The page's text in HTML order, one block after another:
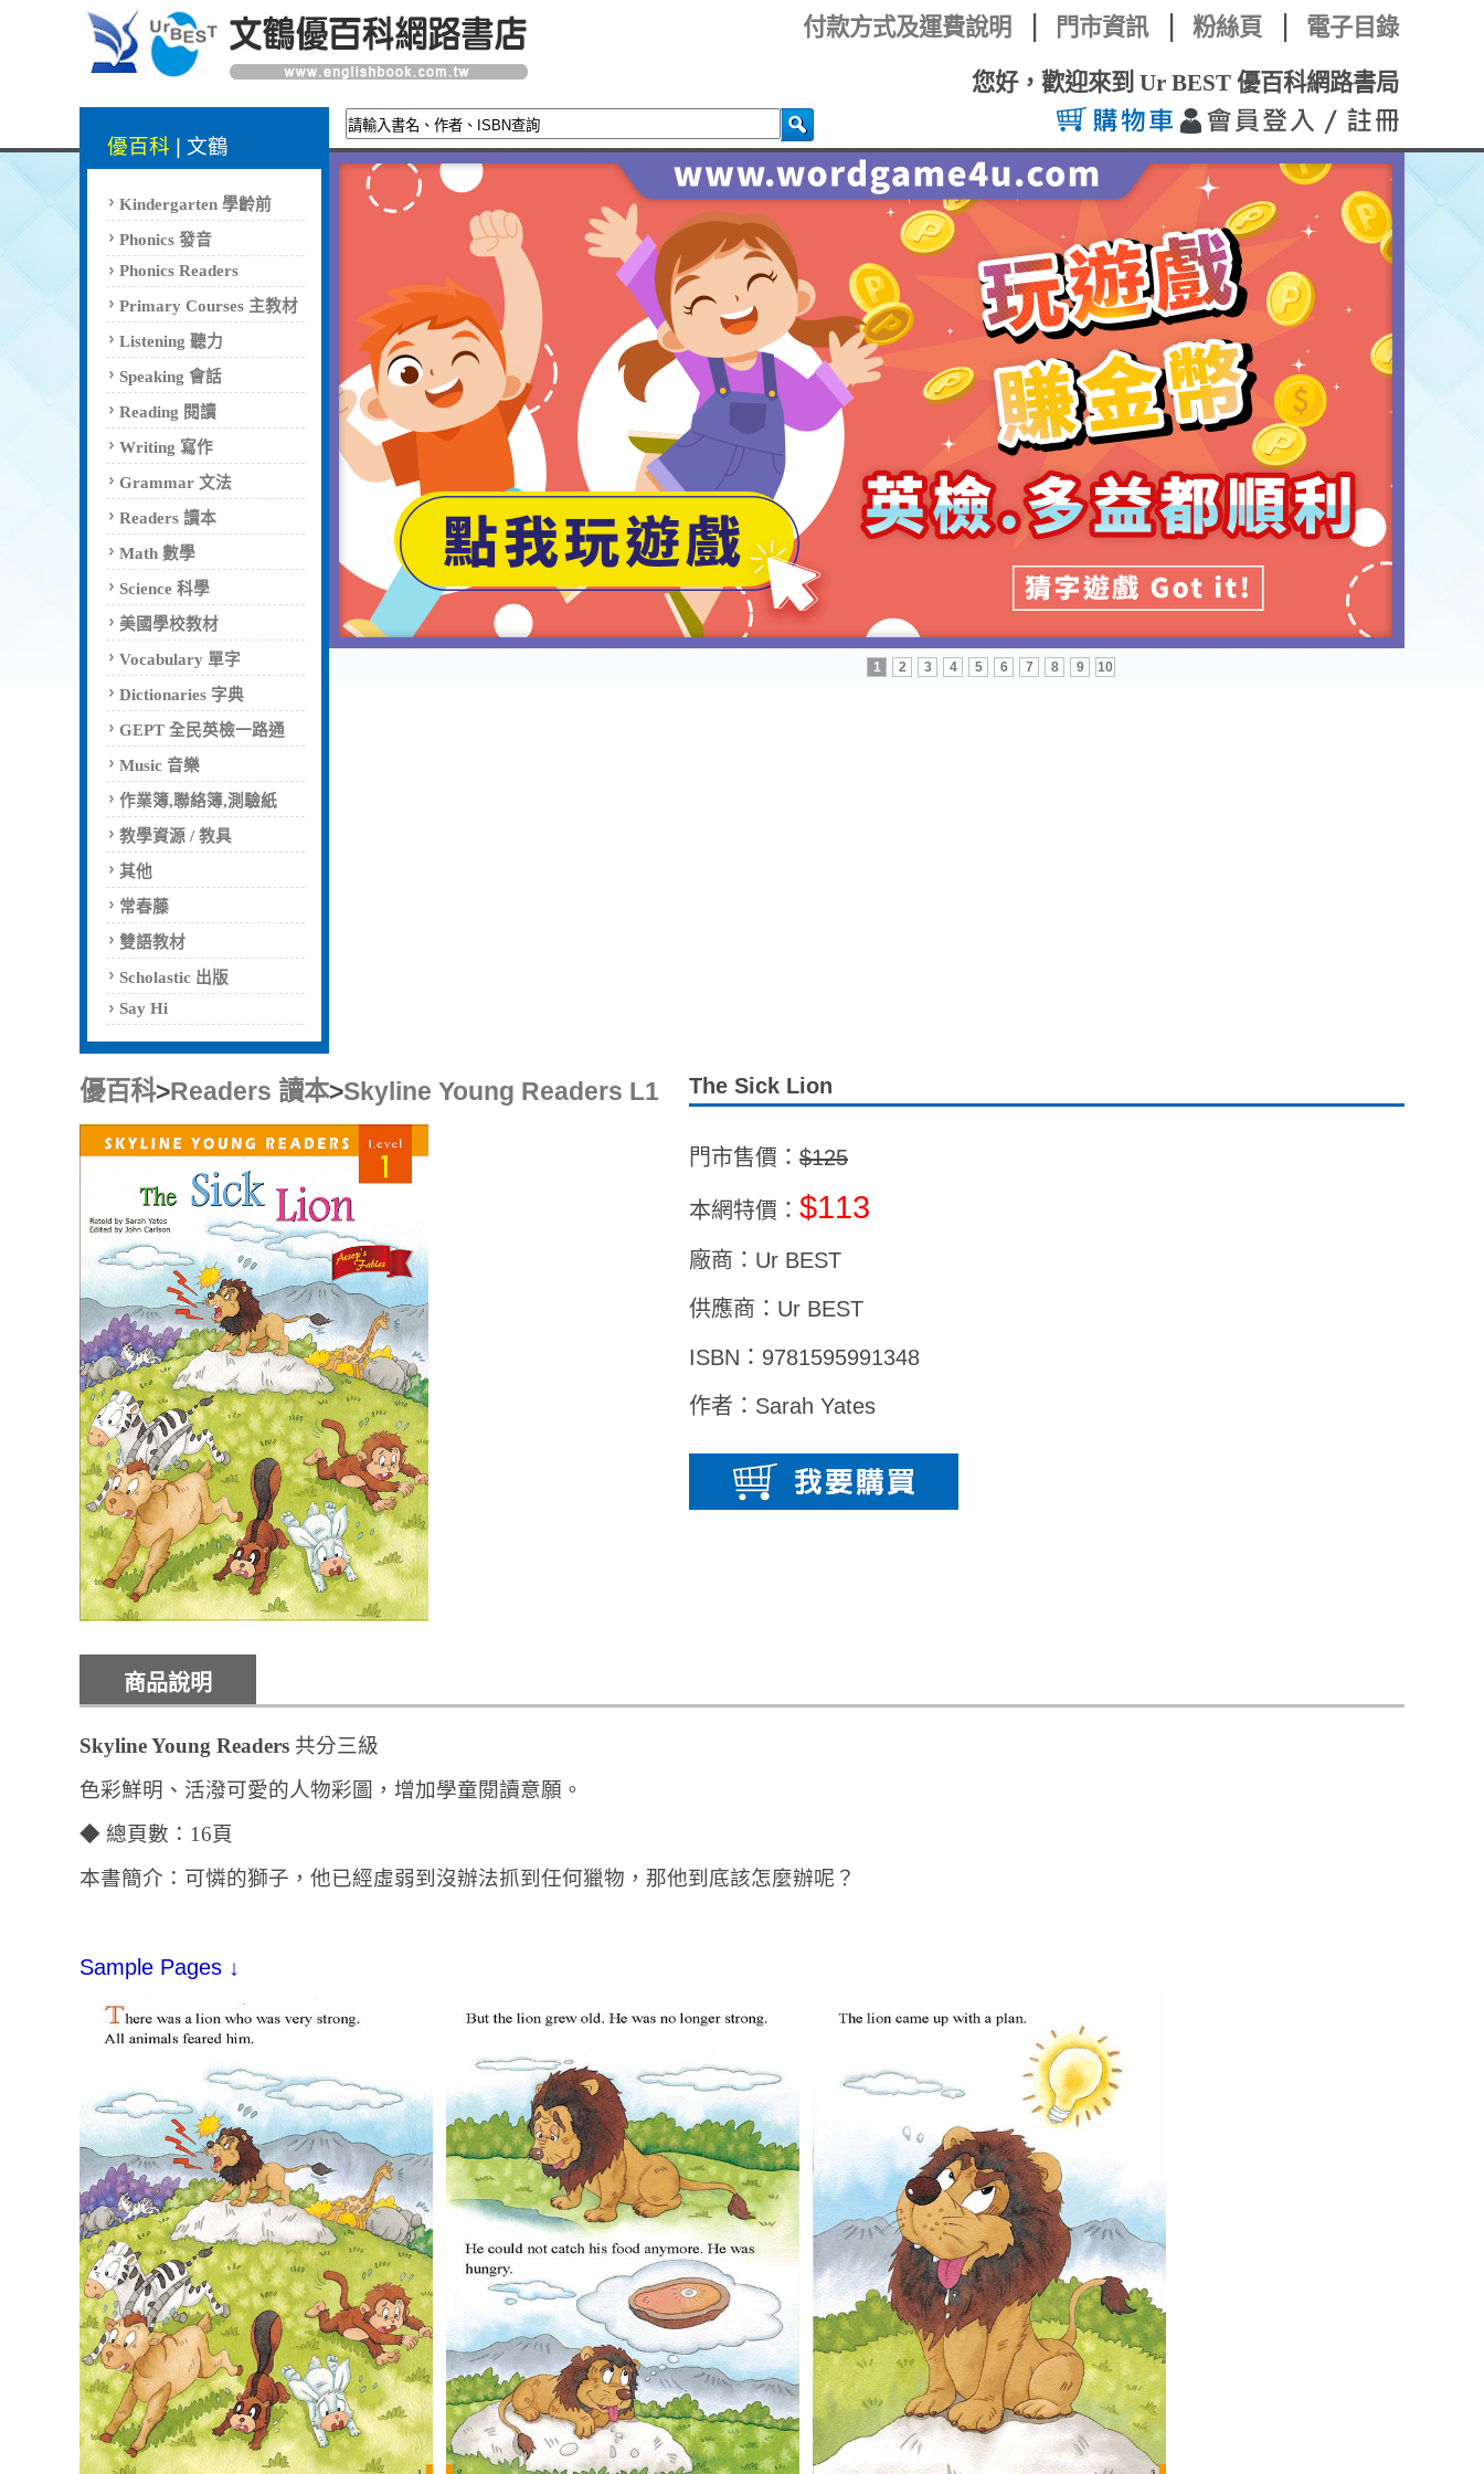
電子目錄
粉絲頁
門市資訊
付款方式及運費說明
您好，歡迎來到 Ur BEST 優百科網路書局
優百科 文鶴
Kindergarten 學齡前
Phonics 發音
Phonics Readers
Primary Courses 主教材
Listening 聽力
Speaking 會話
Reading 閱讀
Writing 寫作
Grammar 文法
Readers 讀本
Math 數學
Science 科學
美國學校教材
Vocabulary 單字
Dictionaries 字典
GEPT 全民英檢一路通
Music 音樂
作業簿,聯絡簿,測驗紙
教學資源 / 教具
其他
常春藤
雙語教材
Scholastic 出版
Say Hi
1 2 3 4 5 6 7 8 9 10
優百科>Readers 讀本>Skyline Young Readers L1 The Sick Lion
門市售價： $125
本網特價： $113
廠商：Ur BEST
供應商：Ur BEST
ISBN：9781595991348
作者：Sarah Yates
商品說明
Skyline Young Readers 共分三級
色彩鮮明、活潑可愛的人物彩圖，增加學童閱讀意願。
◆ 總頁數：16頁
本書簡介：可憐的獅子，他已經虛弱到沒辦法抓到任何獵物，那他到底該怎麼辦呢？
Sample Pages ↓